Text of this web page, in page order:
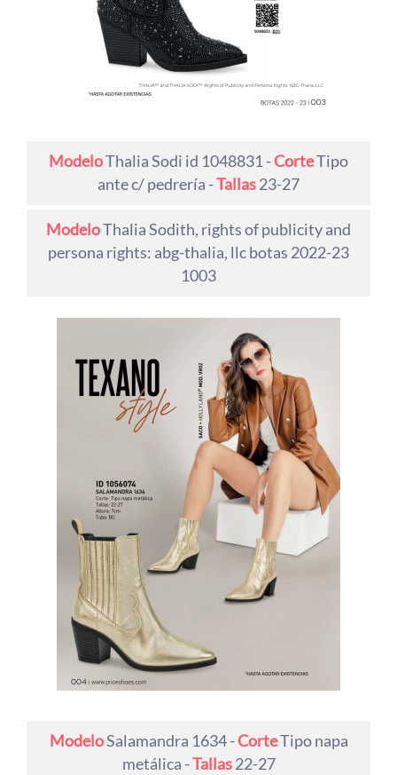
ModeloThalia Sodi id 1048831 -CorteTipo
ante c/ pedrería -Tallas23-27
ModeloThalia Sodith, rights of publicity and
persona rights: abg-thalia, llc botas 2022-23
1003
ModeloSalamandra 1634 -CorteTipo napa
metálica -Tallas22-27